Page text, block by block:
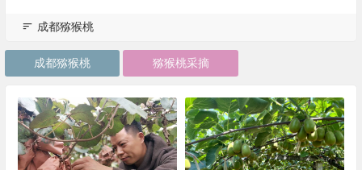
成都猕猴桃
成都猕猴桃 猕猴桃采摘